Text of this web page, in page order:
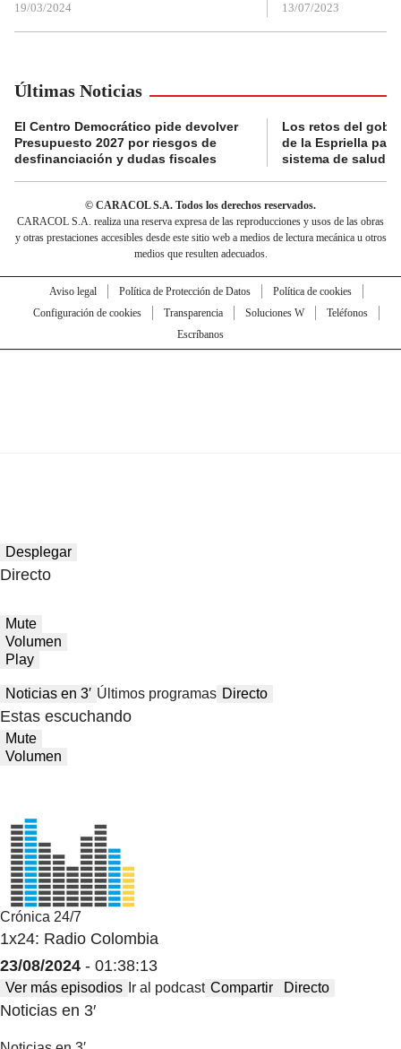
19/03/2024 13/07/2023
Últimas Noticias
El Centro Democrático pide devolver
Presupuesto 2027 por riesgos de
desfinanciación y dudas fiscales
Los retos del
de la Espriella
sistema de salud
© CARACOL S.A. Todos los derechos reservados.
CARACOL S.A. realiza una reserva expresa de las reproducciones y usos de las obras
y otras prestaciones accesibles desde este sitio web a medios de lectura mecánica u otros
medios que resulten adecuados.
Aviso legal Política de Protección de Datos
Política de cookies
Configuración de cookies
Transparencia Soluciones W
Teléfonos
Escríbanos
Desplegar
Directo
Mute
Volumen
Play
Noticias en 3′ Últimos programas Directo
Estas escuchando
Mute
Volumen
Crónica 24/7
1x24: Radio Colombia
23/08/2024 - 01:38:13
Ver más episodios Ir al podcast Compartir Directo
Noticias en 3′